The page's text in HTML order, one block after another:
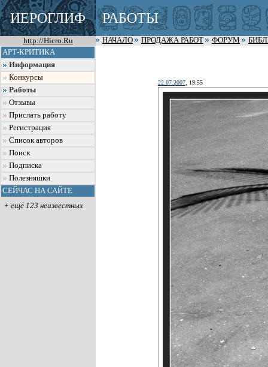
ИЕРОГЛИФ РАБОТЫ
http://Hiero.Ru НАЧАЛО ПРОДАЖА РАБОТ ФОРУМ
АРТ-КРИТИКА
Информация
Конкурсы
Работы
Отзывы
Прислать работу
Регистрация
Список авторов
Поиск
Подписка
Полезняшки
СЕЙЧАС НА САЙТЕ
+ ещё 123 неизвестных
22.07.2007, 19:55